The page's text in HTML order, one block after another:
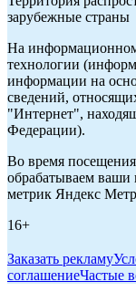
зарубежные страны
На информационном
технологии
информации на
сведений,
"Интернет",
Федерации).
Во время
обрабатываем ваши
метрик Яндекс
16+
Заказать рекламу
соглашениеЧастые